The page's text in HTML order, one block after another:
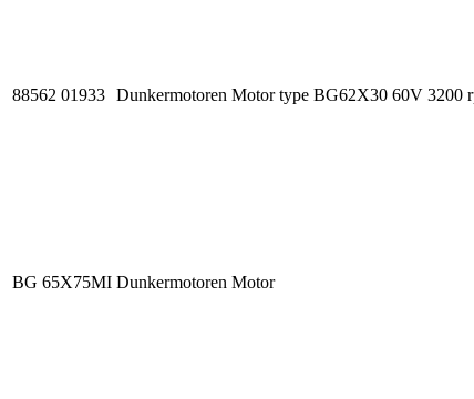
88562 01933 Dunkermotoren Motor type BG62X30 60V 3200
BG 65X75MI Dunkermotoren Motor